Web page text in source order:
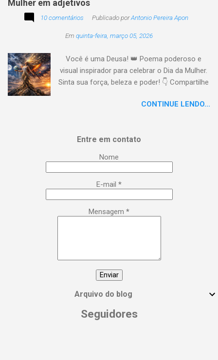
Mulher em adjetivos
10 comentários Publicado porAntonio Pereira Apon
Em quinta-feira, março 05, 2026
Você é uma Deusa! 👑 Poema poderoso e
visual inspirador para celebrar o Dia da Mulher.
Sinta sua força, beleza e poder! 👇 Compartilhe
arrepios! 👇 Este poema/música é uma
capturar a essência da mulher em todas as
suas facetas: da força de uma guerreira à
delicadeza de uma musa, da inteligência
lembrete lírico de que você é uma Deusa:
poderosa, empoderada, transformadora e,
acima de tudo, extraordinária. Esse é o seu
#DiaInternacionalDaMulher
#EmpoderamentoFeminino
#MulheresPoderosas #VocêÉUmaDeusa
CONTINUE LENDO...
Entre em contato
Nome
E-mail *
Mensagem *
Arquivo do blog
Seguidores